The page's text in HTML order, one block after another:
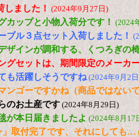
ました！ (2024年9月27日)
カップと小物入荷分です！ (2024
ブル３点セット入荷しました！
ザインが調和する、くつろぎの
グセットは、期間限定のメーカ
も活躍しそうですね(2024年9月2
ンゴーですかね（商品ではない
のお土産です (2024年8月29日)
が本日届きましたよ (2024年8月17
」取付完了です、それにしても…